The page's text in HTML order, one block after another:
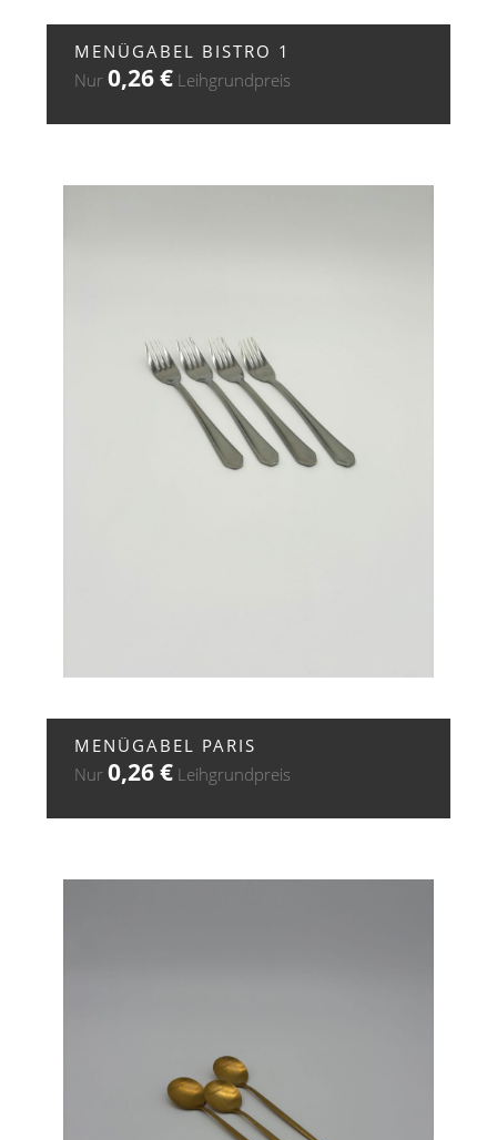
MENÜGABEL BISTRO 1
Nur0,26€ Leihgrundpreis
MENÜGABEL PARIS
Nur0,26€ Leihgrundpreis